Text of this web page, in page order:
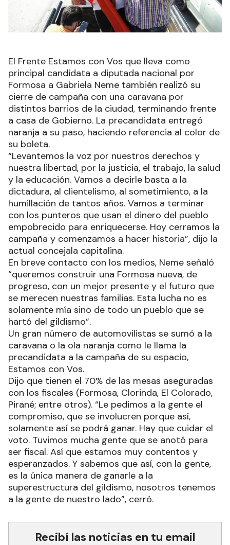
El Frente Estamos con Vos que lleva como
principal candidata a diputada nacional por
Formosa a Gabriela Neme también realizó su
cierre de campaña con una caravana por
distintos barrios de la ciudad, terminando frente
a casa de Gobierno. La precandidata entregó
naranja a su paso, haciendo referencia al color de
su boleta.
“Levantemos la voz por nuestros derechos y
nuestra libertad, por la justicia, el trabajo, la salud
y la educación. Vamos a decirle basta a la
dictadura, al clientelismo, al sometimiento, a la
humillación de tantos años. Vamos a terminar
con los punteros que usan el dinero del pueblo
empobrecido para enriquecerse. Hoy cerramos la
campaña y comenzamos a hacer historia”, dijo la
actual concejala capitalina.
En breve contacto con los medios, Neme señaló
“queremos construir una Formosa nueva, de
progreso, con un mejor presente y el futuro que
se merecen nuestras familias. Esta lucha no es
solamente mía sino de todo un pueblo que se
hartó del gildismo”.
Un gran número de automovilistas se sumó a la
caravana o la ola naranja como le llama la
precandidata a la campaña de su espacio,
Estamos con Vos.
Dijo que tienen el 70% de las mesas aseguradas
con los fiscales (Formosa, Clorinda, El Colorado,
Pirané; entre otros). “Le pedimos a la gente el
compromiso, que se involucren porque así,
solamente así se podrá ganar. Hay que cuidar el
voto. Tuvimos mucha gente que se anotó para
ser fiscal. Así que estamos muy contentos y
esperanzados. Y sabemos que así, con la gente,
es la única manera de ganarle a la
superestructura del gildismo, nosotros tenemos
a la gente de nuestro lado”, cerró.
Recibí las noticias en tu email